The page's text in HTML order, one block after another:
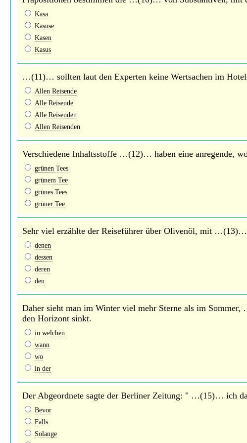
Kasa
Kasuse
Kasen
Kasus
…(11)… sollten laut den Experten keine Wertsachen im
Allen Reisende
Alle Reisende
Alle Reisenden
Allen Reisenden
Verschiedene Inhaltsstoffe …(12)… haben eine anregende,
grünen Tees
grünem Tee
grünes Tees
grüner Tee
Sehr viel erzählte der Reiseführer über Olivenöl, mit
denen
dessen
deren
den
Daher sieht man im Winter viel mehr Sterne als im
den Horizont sinkt.
in welchen
wann
wo
in der
Der Abgeordnete sagte der Berliner Zeitung: " …(15)… ich
Bevor
Falls
Solange